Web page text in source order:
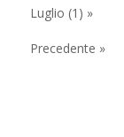
Luglio (1) »
Precedente »